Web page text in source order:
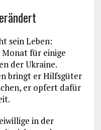
sein Leben:
für einige
der Ukraine.
bringt er Hilfsgüter
er opfert dafür
in der